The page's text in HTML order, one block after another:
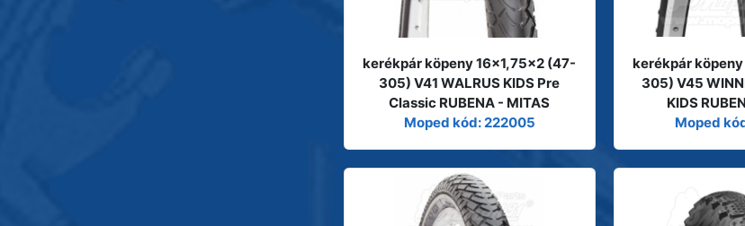
kerékpár köpeny 16x1,75x2 (47-
305) V41 WALRUS KIDS Pre
Classic RUBENA - MITAS
Moped kód: 222005
kerékpár
305) V45
KIDS
Moped